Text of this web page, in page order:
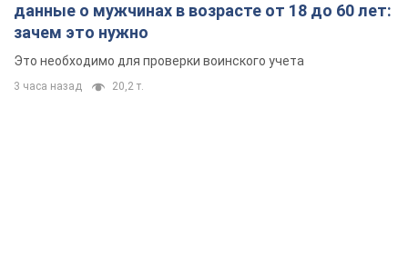
данные о мужчинах в возрасте от 18 до 60 лет:
зачем это нужно
Это необходимо для проверки воинского учета
3 часа назад 20,2 т.